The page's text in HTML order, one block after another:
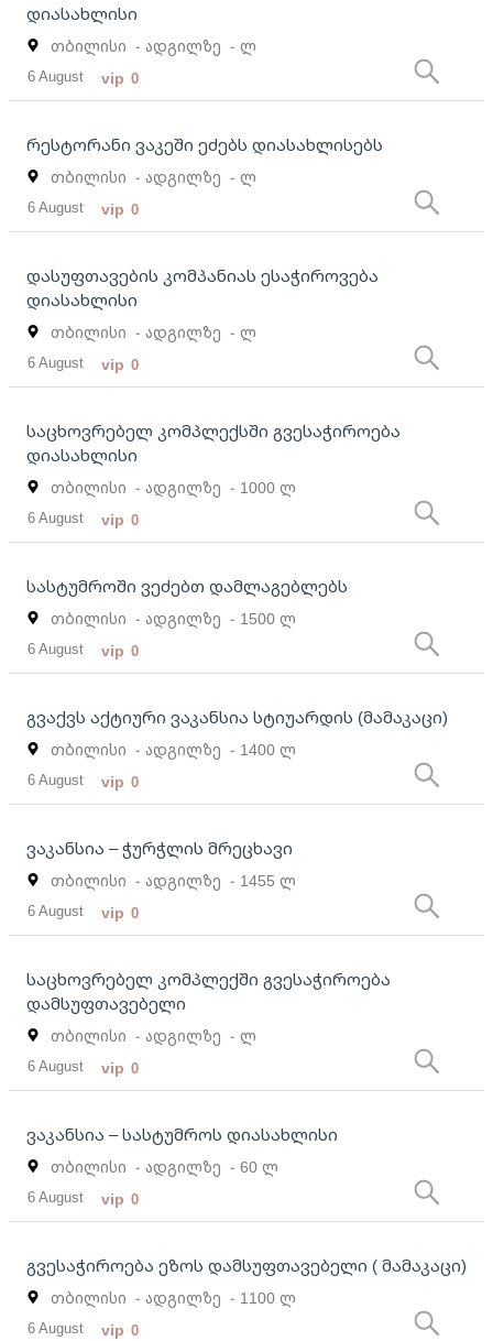
დიასახლისი
თბილისი - ადგილზე - ლ
6 August vip 0
რესტორანი ვაკეში ეძებს დიასახლისებს
თბილისი - ადგილზე - ლ
6 August vip 0
დასუფთავების კომპანიას ესაჭიროვება
დიასახლისი
თბილისი - ადგილზე - ლ
6 August vip 0
საცხოვრებელ კომპლექსში გვესაჭიროება
დიასახლისი
თბილისი - ადგილზე - 1000 ლ
6 August vip 0
სასტუმროში ვეძებთ დამლაგებლებს
თბილისი - ადგილზე - 1500 ლ
6 August vip 0
გვაქვს აქტიური ვაკანსია სტიუარდის (მამაკაცი)
თბილისი - ადგილზე - 1400 ლ
6 August vip 0
ვაკანსია – ჭურჭლის მრეცხავი
თბილისი - ადგილზე - 1455 ლ
6 August vip 0
საცხოვრებელ კომპლექში გვესაჭიროება
დამსუფთავებელი
თბილისი - ადგილზე - ლ
6 August vip 0
ვაკანსია – სასტუმროს დიასახლისი
თბილისი - ადგილზე - 60 ლ
6 August vip 0
გვესაჭიროება ეზოს დამსუფთავებელი ( მამაკაცი)
თბილისი - ადგილზე - 1100 ლ
6 August vip 0